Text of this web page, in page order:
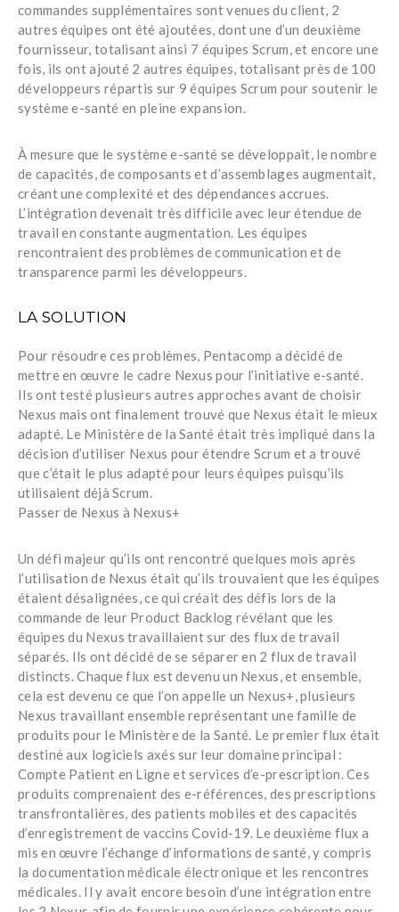
commandes supplémentaires sont venues du client, 2
autres équipes ont été ajoutées, dont une d’un deuxième
fournisseur, totalisant ainsi 7 équipes Scrum, et encore une
fois, ils ont ajouté 2 autres équipes, totalisant près de 100
développeurs répartis sur 9 équipes Scrum pour soutenir le
système e-santé en pleine expansion.
À mesure que le système e-santé se développait, le nombre
de capacités, de composants et d’assemblages augmentait,
créant une complexité et des dépendances accrues.
L’intégration devenait très difficile avec leur étendue de
travail en constante augmentation. Les équipes
rencontraient des problèmes de communication et de
transparence parmi les développeurs.
LA SOLUTION
Pour résoudre ces problèmes, Pentacomp a décidé de
mettre en œuvre le cadre Nexus pour l’initiative e-santé.
Ils ont testé plusieurs autres approches avant de choisir
Nexus mais ont finalement trouvé que Nexus était le mieux
adapté. Le Ministère de la Santé était très impliqué dans la
décision d’utiliser Nexus pour étendre Scrum et a trouvé
que c’était le plus adapté pour leurs équipes puisqu’ils
utilisaient déjà Scrum.
Passer de Nexus à Nexus+
Un défi majeur qu’ils ont rencontré quelques mois après
l’utilisation de Nexus était qu’ils trouvaient que les équipes
étaient désalignées, ce qui créait des défis lors de la
commande de leur Product Backlog révélant que les
équipes du Nexus travaillaient sur des flux de travail
séparés. Ils ont décidé de se séparer en 2 flux de travail
distincts. Chaque flux est devenu un Nexus, et ensemble,
cela est devenu ce que l’on appelle un Nexus+, plusieurs
Nexus travaillant ensemble représentant une famille de
produits pour le Ministère de la Santé. Le premier flux était
destiné aux logiciels axés sur leur domaine principal :
Compte Patient en Ligne et services d’e-prescription. Ces
produits comprenaient des e-références, des prescriptions
transfrontalières, des patients mobiles et des capacités
d’enregistrement de vaccins Covid-19. Le deuxième flux a
mis en œuvre l’échange d’informations de santé, y compris
la documentation médicale électronique et les rencontres
médicales. Il y avait encore besoin d’une intégration entre